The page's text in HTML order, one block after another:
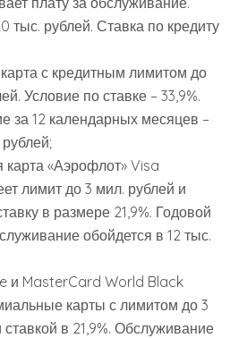
тыс. рублей. Ставка по кредиту
с кредитным лимитом до
Условие по ставке – 33,9%.
за 12 календарных месяцев –
«Аэрофлот» Visa
лимит до 3 мил. рублей и
в размере 21,9%. Годовой
обойдется в 12 тыс.
и MasterCard World Black
карты с лимитом до 3
в 21,9%. Обслуживание